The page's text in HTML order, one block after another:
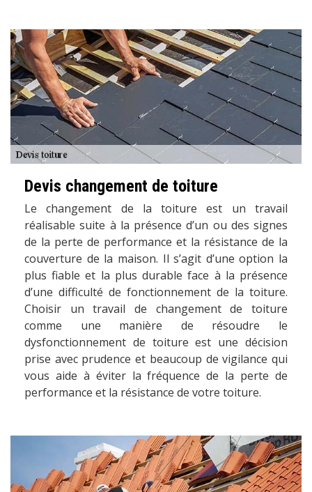
Devis changement de toiture
Le changement de la toiture est un travail
réalisable suite à la présence d’un ou des signes
de la perte de performance et la résistance de la
couverture de la maison. Il s’agit d’une option la
plus fiable et la plus durable face à la présence
d’une difficulté de fonctionnement de la toiture.
Choisir un travail de changement de toiture
comme une manière de résoudre le
dysfonctionnement de toiture est une décision
prise avec prudence et beaucoup de vigilance qui
vous aide à éviter la fréquence de la perte de
performance et la résistance de votre toiture.